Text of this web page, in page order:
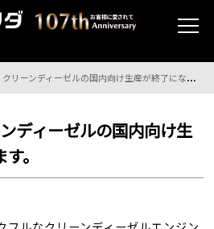
リーンディーゼルの国内向け生産が終了になります。
ディーゼルの国内向け生
。